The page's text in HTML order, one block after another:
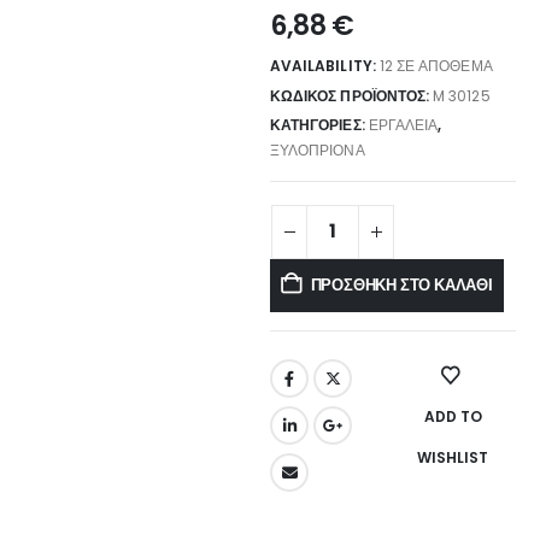
6,88€
AVAILABILITY:12 ΣΕ ΑΠΌΘΕΜΑ
ΚΩΔΙΚΌΣ ΠΡΟΪΌΝΤΟΣ: M 30125
ΚΑΤΗΓΟΡΊΕΣ: ΕΡΓΑΛΕΊΑ,
ΞΥΛΟΠΡΊΟΝΑ
ΠΡΟΣΘΉΚΗ ΣΤΟ ΚΑΛΆΘΙ
ADD TO
WISHLIST